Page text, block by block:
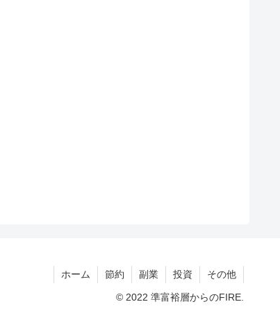
ホーム 節約 副業 投資 その他
© 2022 準富裕層からのFIRE.